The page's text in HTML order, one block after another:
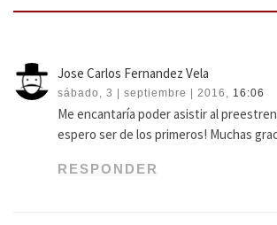
Jose Carlos Fernandez Vela
sábado, 3 | septiembre | 2016, 16:06
Me encantaría poder asistir al
espero ser de los primeros! Muchas
RESPONDER